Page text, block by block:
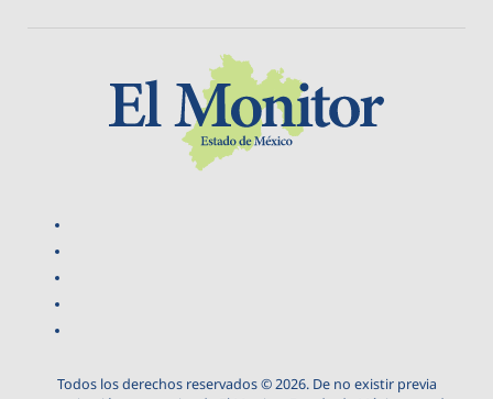
Todos los derechos reservados © 2026. De no existir previa